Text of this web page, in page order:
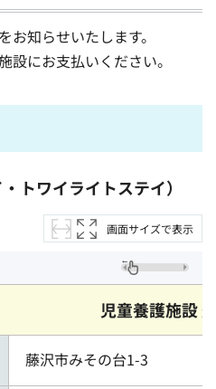
知らせいたします。
設にお支払いください。
トワイライトステイ）
画面サイズで表示
児童養護施設
藤沢市みその台1-3